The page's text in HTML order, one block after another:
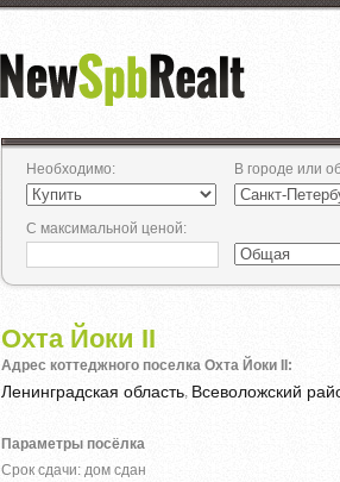
Необходимо: В городе или
С максимальной ценой:
Охта Йоки II
Адрес коттеджного поселка Охта Йоки II:
Ленинградская область, Всеволожский
Параметры посёлка
Срок сдачи: дом сдан